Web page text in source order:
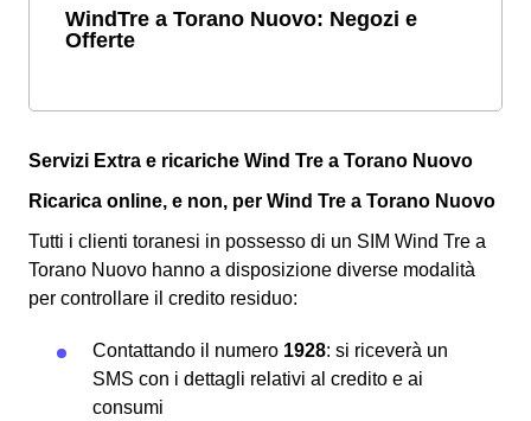
WindTre a Torano Nuovo: Negozi e
Offerte
Servizi Extra e ricariche Wind Tre a Torano Nuovo
Ricarica online, e non, per Wind Tre a Torano Nuovo
Tutti i clienti toranesi in possesso di un SIM Wind Tre a
Torano Nuovo hanno a disposizione diverse modalità
per controllare il credito residuo:
Contattando il numero 1928: si riceverà un
SMS con i dettagli relativi al credito e ai
consumi